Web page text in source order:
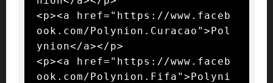
<p><a href="https://www.faceb
ook.com/Polynion.Curacao">Pol
ynion</a></p>
<p><a href="https://www.faceb
ook.com/Polynion.Fifa">Polyni